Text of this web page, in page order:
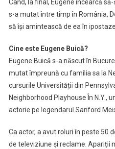
Când, la final, Eugene încearcă
s-a mutat între timp în România,
să își amintească de ea în
Cine este Eugene Buică?
Eugene Buică s-a născut în
mutat împreună cu familia sa la
cursurile Universității din
Neighborhood Playhouse În N.Y.,
actorie pe legendarul Sanford
Ca actor, a avut roluri în peste 50
de televiziune și reclame. Apariții